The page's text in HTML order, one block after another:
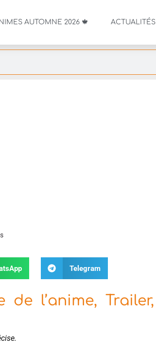
AUTOMNE 2026 🍁 ACTUALITÉS
Telegram
l’anime, Trailer,